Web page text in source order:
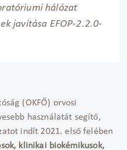
hálózat
javítása EFOP-2.2.0-
(OKFŐ) orvosi
használatát segítő,
indít 2021. első felében
klinikai biokémikusok,